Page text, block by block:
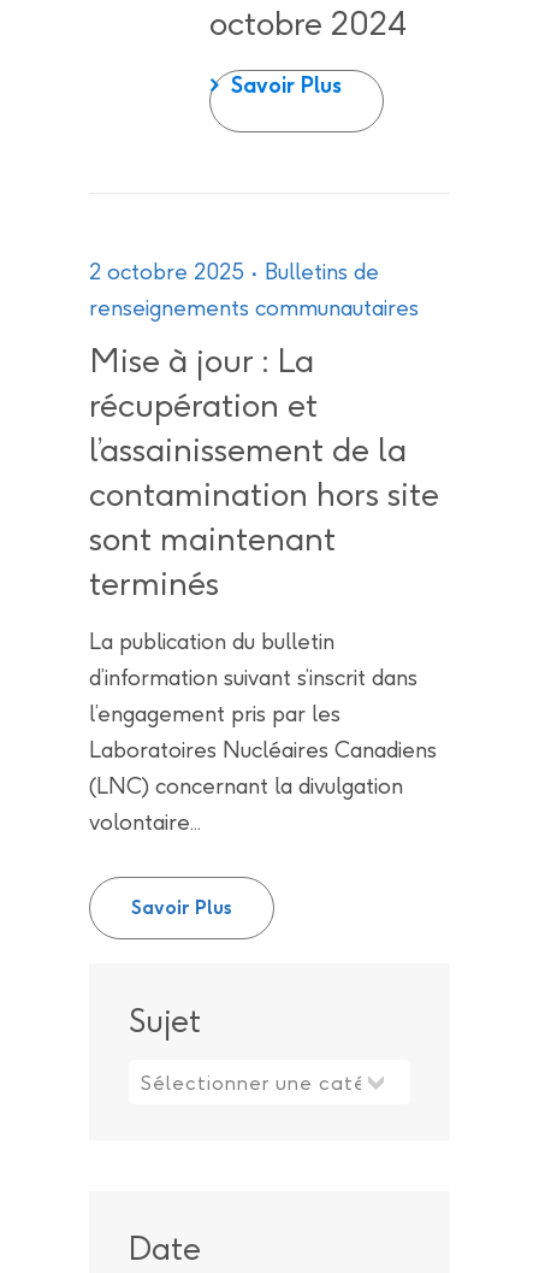
octobre 2024
Savoir Plus
CGE ordre du jour
2 octobre 2025
Bulletins de
renseignements communautaires
Mise à jour : La
récupération et
l’assainissement de la
contamination hors site
sont maintenant
terminés
La publication du bulletin
d’information suivant s’inscrit dans
l’engagement pris par les
Laboratoires Nucléaires Canadiens
(LNC) concernant la divulgation
volontaire...
Savoir Plus
Mise à jour : La récupération et
Sujet
Date